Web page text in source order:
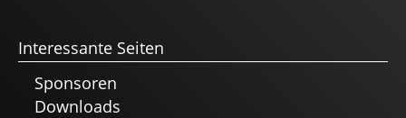
Interessante Seiten
Sponsoren
Downloads